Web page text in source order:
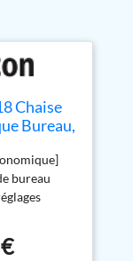
Chaise
Bureau,
bureau
assise
pour de